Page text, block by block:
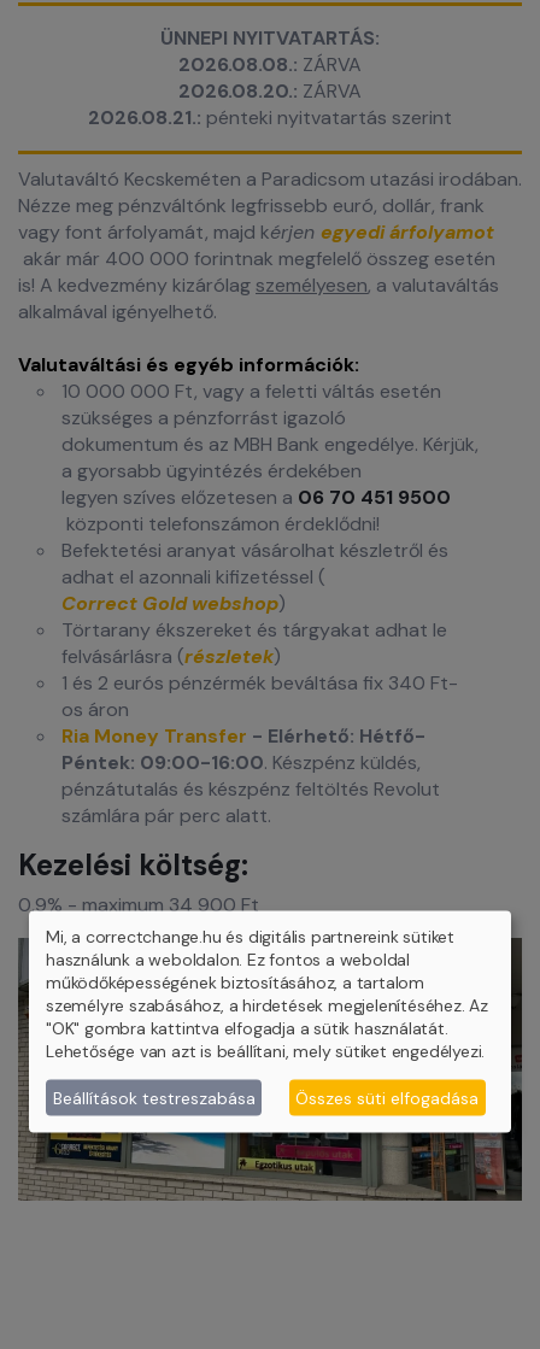
ÜNNEPI NYITVATARTÁS:
2026.08.08.: ZÁRVA
2026.08.20.: ZÁRVA
2026.08.21.: pénteki nyitvatartás szerint
Valutaváltó Kecskeméten a Paradicsom utazási irodában.
Nézze meg pénzváltónk legfrissebb euró, dollár, frank
vagy font árfolyamát, majd kérjen egyedi árfolyamot
akár már 400 000 forintnak megfelelő összeg esetén
is! A kedvezmény kizárólag személyesen, a valutaváltás
alkalmával igényelhető.
Valutaváltási és egyéb információk:
10 000 000 Ft, vagy a feletti váltás esetén
szükséges a pénzforrást igazoló
dokumentum és az MBH Bank engedélye. Kérjük,
a gyorsabb ügyintézés érdekében
legyen szíves előzetesen a 06 70 451 9500
központi telefonszámon érdeklődni!
Befektetési aranyat vásárolhat készletről és
adhat el azonnali kifizetéssel (
Correct Gold webshop)
Törtarany ékszereket és tárgyakat adhat le
felvásárlásra (részletek)
1 és 2 eurós pénzérmék beváltása fix 340 Ft-
os áron
Ria Money Transfer - Elérhető: Hétfő-
Péntek: 09:00-16:00. Készpénz küldés,
pénzátutalás és készpénz feltöltés Revolut
számlára pár perc alatt.
Kezelési költség:
0,9% - maximum 34 900 Ft
Mi, a correctchange.hu és digitális partnereink sütiket
használunk a weboldalon. Ez fontos a weboldal
működőképességének biztosításához, a tartalom
személyre szabásához, a hirdetések megjelenítéséhez. Az
"OK" gombra kattintva elfogadja a sütik használatát.
Lehetősége van azt is beállítani, mely sütiket engedélyezi.
Beállítások testreszabása Összes süti elfogadása